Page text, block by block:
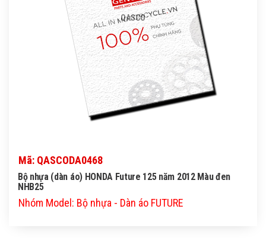
QASCO
Mã: QASCODA0468
Bộ nhựa (dàn áo) HONDA Future 125 năm 2012 Màu đen
NHB25
Nhóm Model: Bộ nhựa - Dàn áo FUTURE